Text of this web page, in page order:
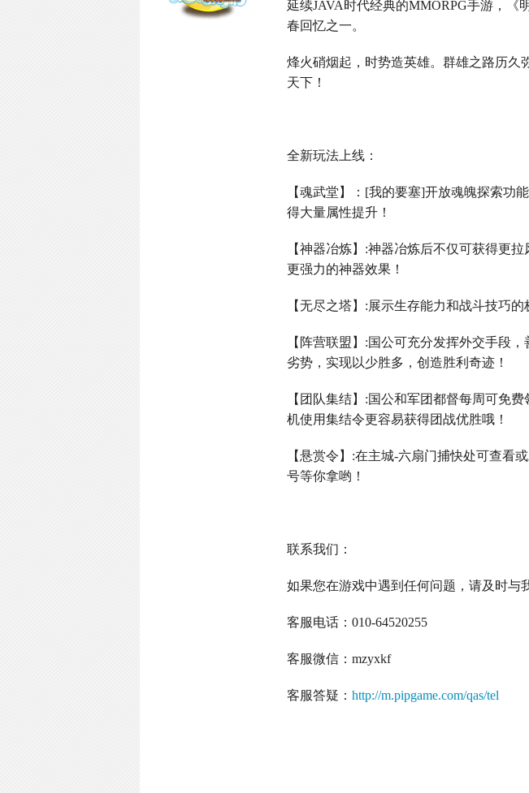
延续JAVA时代经典的MMORPG手游，《
春回忆之一。
烽火硝烟起，时势造英雄。群雄之路历久
天下！
全新玩法上线：
【魂武堂】： [我的要塞]开放魂魄探索功
得大量属性提升！
【神器冶炼】 :神器冶炼后不仅可获得更
更强力的神器效果！
【无尽之塔】 :展示生存能力和战斗技巧的
【阵营联盟】 :国公可充分发挥外交手段
劣势，实现以少胜多，创造胜利奇迹！
【团队集结】 :国公和军团都督每周可免
机使用集结令更容易获得团战优胜哦！
【悬赏令】 :在主城-六扇门捕快处可查看
号等你拿哟！
联系我们：
如果您在游戏中遇到任何问题，请及时与
客服电话：010-64520255
客服微信：mzyxkf
客服答疑：http://m.pipgame.com/qas/tel